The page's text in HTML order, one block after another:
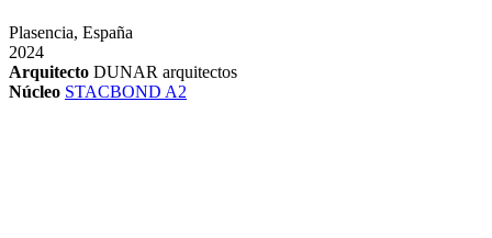
Plasencia, España
2024
Arquitecto DUNAR arquitectos
Núcleo STACBOND A2